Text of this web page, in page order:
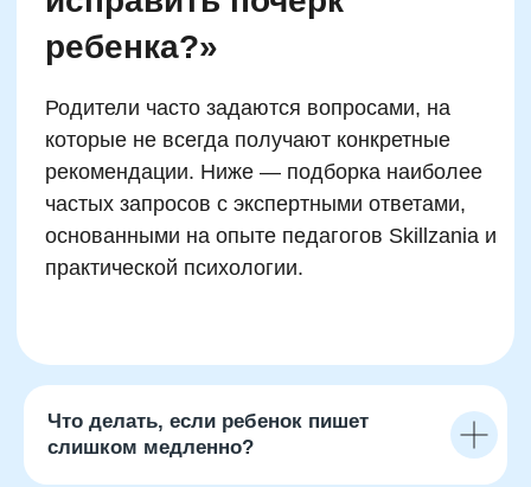
Что делать, если ребенок пишет
слишком медленно?